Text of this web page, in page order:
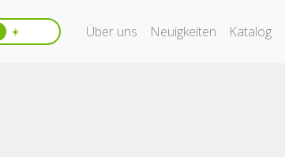
☀️ Über uns Neuigkeiten Katalog